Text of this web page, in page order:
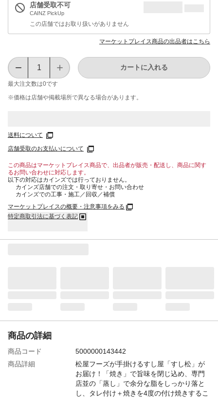
店舗受取不可
CAINZ PickUp
この店舗ではお取り扱いがありません
マーケットプレイス商品の出品者はこちら
最大注文数は0です
カートに入れる
※価格は​店舗や​掲載場所で​異なる​場合が​あります。
送料について
店舗受取のお支払いについて
この商品はマーケットプレイス商品で、出品者が販売・配送し、商品に関す
るお問い合わせに対応します。
以下の対応はカインズでは行っておりません。
カインズ店舗での注文・取り寄せ・お問い合わせ
カインズでの工事・施工／回収／補償
マーケットプレイスの概要・注意事項をみる
特定商取引法に基づく表記
商品の詳細
商品コード
5000000143442
商品詳細
松屋フーズが手掛けるすし屋「すし松」が
お届け！「焼き」で旨味を閉じ込め、専門
店並の「蒸し」で余分な脂をしっかり落と
し、タレ付け＋焼きを4度の付け焼きするこ